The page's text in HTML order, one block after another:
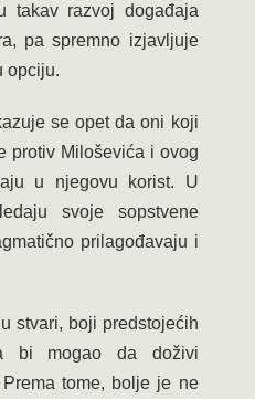
razvoj događaja
pa spremno izjavljuje
opciju.
se opet da oni koji
protiv Miloševića i ovog
u njegovu korist. U
svoje sopstvene
prilagođavaju i
boji predstojećih
bi mogao da doživi
tome, bolje je ne